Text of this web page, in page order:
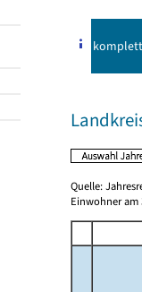
komplett
Quelle:
Einwohner am